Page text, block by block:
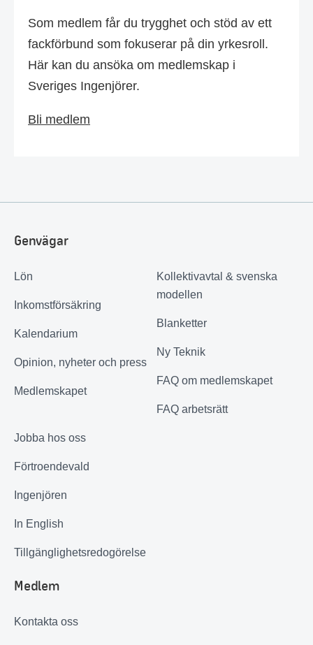
Som medlem får du trygghet och stöd av ett
fackförbund som fokuserar på din yrkesroll.
Här kan du ansöka om medlemskap i
Sveriges Ingenjörer.
Bli medlem
Genvägar
Lön
Inkomstförsäkring
Kalendarium
Opinion, nyheter och press
Medlemskapet
Kollektivavtal & svenska
modellen
Blanketter
Ny Teknik
FAQ om medlemskapet
FAQ arbetsrätt
Jobba hos oss
Förtroendevald
Ingenjören
In English
Tillgänglighetsredogörelse
Medlem
Kontakta oss